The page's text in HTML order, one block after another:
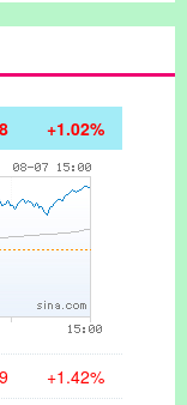
+1.02%
+1.42%